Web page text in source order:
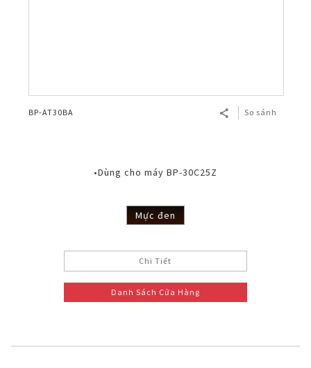
BP-AT30BA So sánh
•Dùng cho máy BP-30C25Z
Mực đen
Chi Tiết
Danh Sách Cửa Hàng